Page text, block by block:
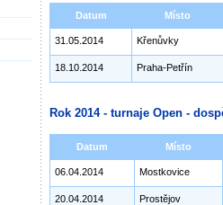
Datum Místo
31.05.2014 Křenůvky
18.10.2014 Praha-Petřín
Rok 2014 - turnaje Open -
Datum Místo
06.04.2014 Mostkovice
20.04.2014 Prostějov